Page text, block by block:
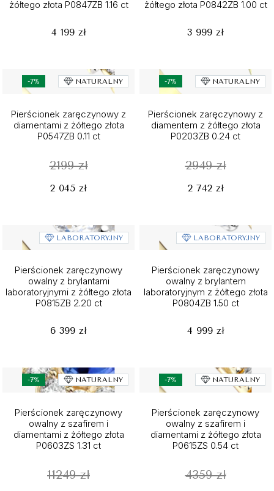
żółtego złota P0847ZB 1.16 ct
4 199 zł
żółtego złota P0842ZB 1.00 ct
3 999 zł
-7% NATURALNY
Pierścionek zaręczynowy z
diamentami z żółtego złota
P0547ZB 0.11 ct
2199 zł
2 045 zł
-7% NATURALNY
Pierścionek zaręczynowy z
diamentem z żółtego złota
P0203ZB 0.24 ct
2949 zł
2 742 zł
LABORATORYJNY
Pierścionek zaręczynowy
owalny z brylantami
laboratoryjnymi z żółtego złota
P0815ZB 2.20 ct
6 399 zł
LABORATORYJNY
Pierścionek zaręczynowy
owalny z brylantem
laboratoryjnym z żółtego złota
P0804ZB 1.50 ct
4 999 zł
-7% NATURALNY
Pierścionek zaręczynowy
owalny z szafirem i
diamentami z żółtego złota
P0603ZS 1.31 ct
11249 zł
-7% NATURALNY
Pierścionek zaręczynowy
owalny z szafirem i
diamentami z żółtego złota
P0615ZS 0.54 ct
4359 zł